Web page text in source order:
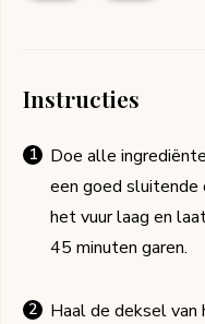
Instructies
Doe alle
een goed sluitende
het vuur laag en
45 minuten garen.
Haal de deksel van